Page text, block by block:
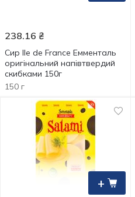
238.16 ₴
Сир Ile de France Емменталь
оригінальний напівтвердий
скибками 150г
150 г
+